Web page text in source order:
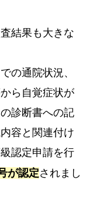
結果も大きな
の通院状況、
ら自覚症状が
診断書への記
容と関連付け
認定申請を行
が認定されまし